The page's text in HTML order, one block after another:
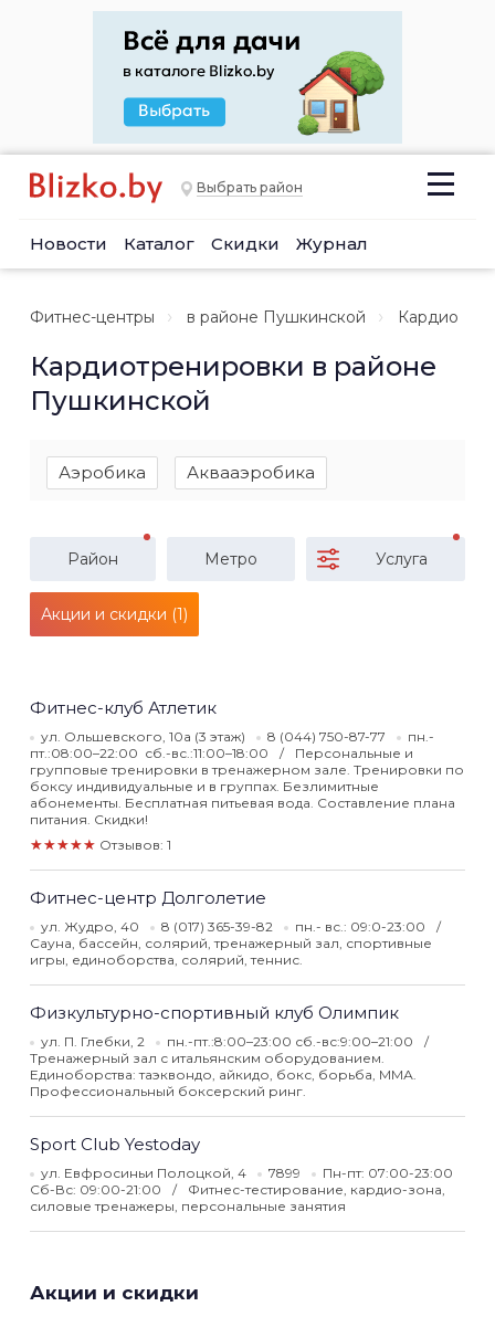
Выбрать район
Новости Каталог Скидки Журнал
Фитнес-центры в районе Пушкинской Кардио
Кардиотренировки в районе
Пушкинской
Аэробика Аквааэробика
Район Метро Услуга
Акции и скидки (1)
Фитнес-клуб Атлетик
ул. Ольшевского, 10а (3 этаж) 8 (044) 750-87-77
пн.-
пт.:08:00–22:00 сб.-вс.:11:00–18:00
Персональные и
групповые тренировки в тренажерном зале. Тренировки по
боксу индивидуальные и в группах. Безлимитные
абонементы. Бесплатная питьевая вода. Составление плана
питания. Скидки!
★★★★★ Отзывов: 1
Фитнес-центр Долголетие
ул. Жудро, 40 8 (017) 365-39-82
пн.- вс.: 09:0-23:00
Сауна, бассейн, солярий, тренажерный зал, спортивные
игры, единоборства, солярий, теннис.
Физкультурно-спортивный клуб Олимпик
ул. П. Глебки, 2
пн.-пт.:8:00–23:00 сб.-вс:9:00–21:00
Тренажерный зал с итальянским оборудованием.
Единоборства: таэквондо, айкидо, бокс, борьба, ММА.
Профессиональный боксерский ринг.
Sport Club Yestoday
ул. Евфросиньи Полоцкой, 4 7899
Пн-пт: 07:00-23:00
Сб-Вс: 09:00-21:00
Фитнес-тестирование, кардио-зона,
силовые тренажеры, персональные занятия
Акции и скидки